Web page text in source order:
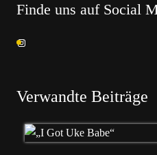
Finde uns auf Social
Verwandte Beiträge